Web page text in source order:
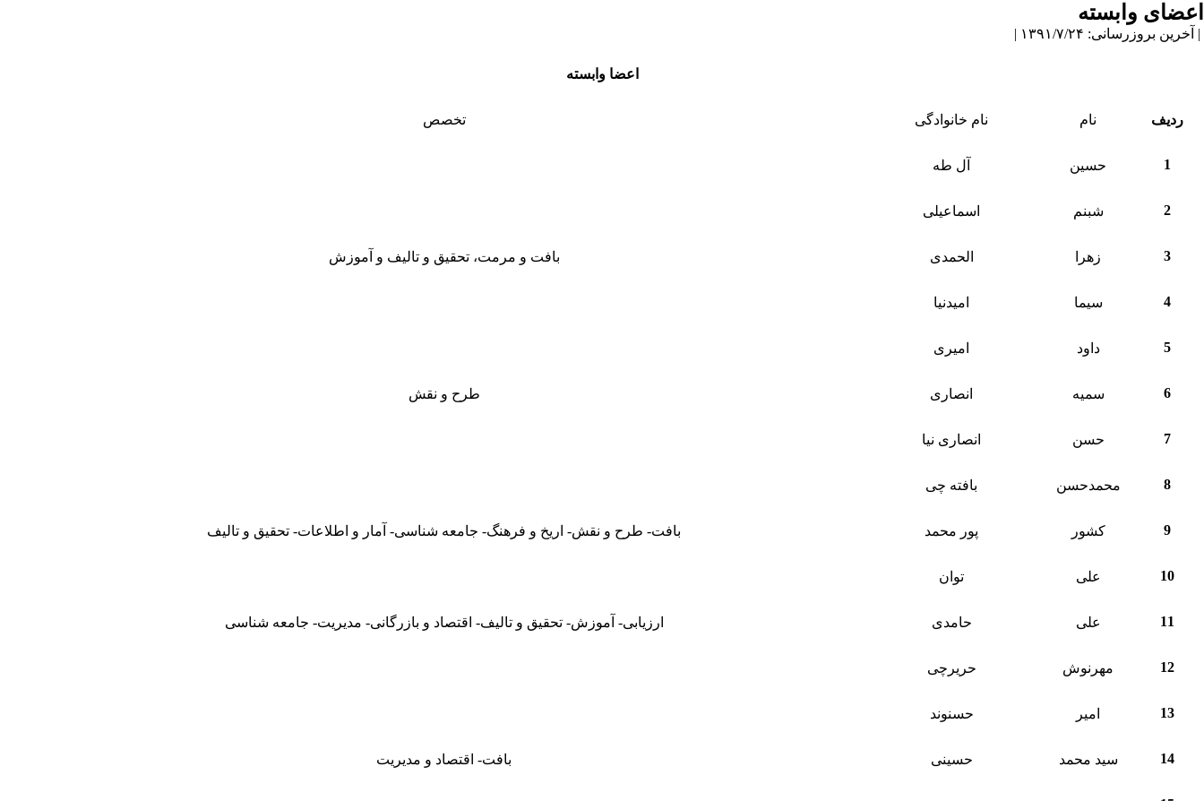
اعضای وابسته
| آخرین بروزرسانی: ۱۳۹۱/۷/۲۴ |
اعضا وابسته
ردیف نام نام خانوادگی تخصص
1 حسین آل طه
2 شبنم اسماعیلی
3 زهرا الحمدی بافت و مرمت، تحقیق و تالیف و آموزش
4 سیما امیدنیا
5 داود امیری
6 سمیه انصاری طرح و نقش
7 حسن انصاری نیا
8 محمدحسن بافته چی
9 کشور پور محمد بافت- طرح و نقش- اریخ و فرهنگ- جامعه شناسی- آمار و اطلاعات- تحقیق و تالیف
10 علی توان
11 علی حامدی ارزیابی- آموزش- تحقیق و تالیف- اقتصاد و بازرگانی- مدیریت- جامعه شناسی
12 مهرنوش حریرچی
13 امیر حسنوند
14 سید محمد حسینی بافت- اقتصاد و مدیریت